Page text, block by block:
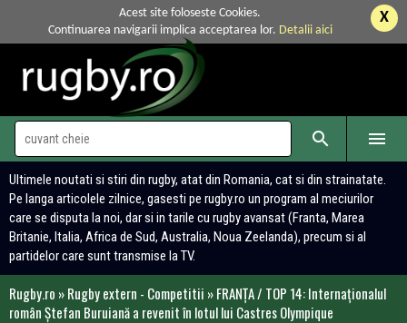
X
Acest site foloseste Cookies.
Continuarea navigarii implica acceptarea lor. Detalii aici
 
Ultimele noutati si stiri din rugby, atat din Romania, cat si din strainatate.
Pe langa articolele zilnice, gasesti pe rugby.ro un program al meciurilor
care se disputa la noi, dar si in tarile cu rugby avansat (Franta, Marea
Britanie, Italia, Africa de Sud, Australia, Noua Zeelanda), precum si al
partidelor care sunt transmise la TV.
Rugby.ro »Rugby extern - Competitii »FRANȚA / TOP 14: Internaționalul
român Ştefan Buruiană a revenit în lotul lui Castres Olympique